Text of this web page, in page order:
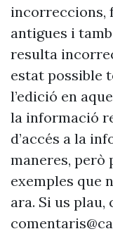
incorreccions,
antigues i
resulta
estat possible
l’edició en
la informació
d’accés a la
maneres, però
exemples que
ara. Si us plau,